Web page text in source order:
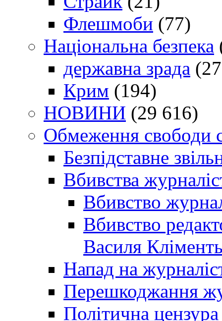
Флешмоби (77)
Національна безпека
державна зрада
Крим (194)
НОВИНИ (29 616)
Обмеження свободи
Безпідставне
Вбивства
Вбивство
Вбивство
Василя
Напад на
Перешкоджання
Політична цензура